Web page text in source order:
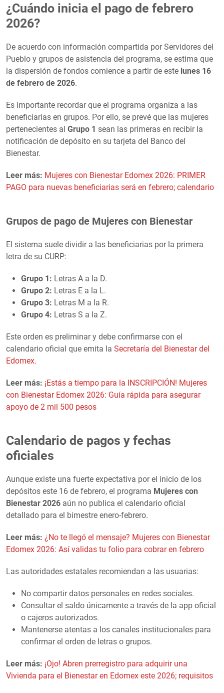
¿Cuándo inicia el pago de febrero
2026?
De acuerdo con información compartida por Servidores del
Pueblo y grupos de asistencia del programa, se estima que
la dispersión de fondos comience a partir de este lunes 16
de febrero de 2026.
Es importante recordar que el programa organiza a las
beneficiarias en grupos. Por ello, se prevé que las mujeres
pertenecientes al Grupo 1 sean las primeras en recibir la
notificación de depósito en su tarjeta del Banco del
Bienestar.
Leer más: Mujeres con Bienestar Edomex 2026: PRIMER
PAGO para nuevas beneficiarias será en febrero; calendario
Grupos de pago de Mujeres con Bienestar
El sistema suele dividir a las beneficiarias por la primera
letra de su CURP:
Grupo 1: Letras A a la D.
Grupo 2: Letras E a la L.
Grupo 3: Letras M a la R.
Grupo 4: Letras S a la Z.
Este orden es preliminar y debe confirmarse con el
calendario oficial que emita la Secretaría del Bienestar del
Edomex.
Leer más: ¡Estás a tiempo para la INSCRIPCIÓN! Mujeres
con Bienestar Edomex 2026: Guía rápida para asegurar
apoyo de 2 mil 500 pesos
Calendario de pagos y fechas
oficiales
Aunque existe una fuerte expectativa por el inicio de los
depósitos este 16 de febrero, el programa Mujeres con
Bienestar 2026 aún no publica el calendario oficial
detallado para el bimestre enero-febrero.
Leer más: ¿No te llegó el mensaje? Mujeres con Bienestar
Edomex 2026: Así validas tu folio para cobrar en febrero
Las autoridades estatales recomiendan a las usuarias:
No compartir datos personales en redes sociales.
Consultar el saldo únicamente a través de la app oficial
o cajeros autorizados.
Mantenerse atentas a los canales institucionales para
confirmar el orden de letras o grupos.
Leer más: ¡Ojo! Abren prerregistro para adquirir una
Vivienda para el Bienestar en Edomex este 2026; requisitos